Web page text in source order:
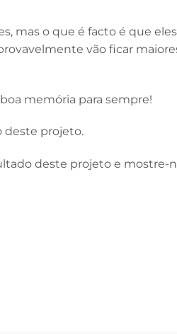
mas o que é facto é que
vão ficar
memória para sempre!
deste projeto.
deste projeto e mostre-